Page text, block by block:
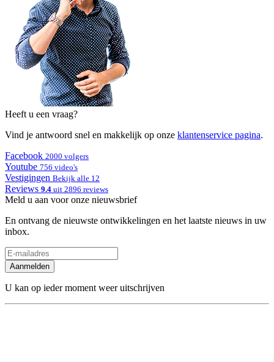
Heeft u een vraag?
Vind je antwoord snel en makkelijk op onze klantenservice pagina.
Facebook 2000 volgers
Youtube 756 video's
Vestigingen Bekijk alle 12
Reviews 9.4 uit 2896 reviews
Meld u aan voor onze nieuwsbrief
En ontvang de nieuwste ontwikkelingen en het laatste nieuws in uw
inbox.
Aanmelden
U kan op ieder moment weer uitschrijven